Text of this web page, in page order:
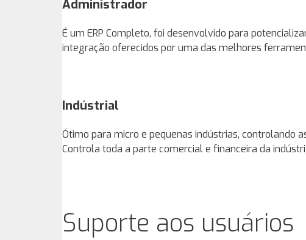
Administrador
É um ERP Completo, foi desenvolvido para
integração oferecidos por uma das melhores
Indústrial
Ótimo para micro e pequenas indústrias, controlando
Controla toda a parte comercial e financeira da
Suporte aos usuários